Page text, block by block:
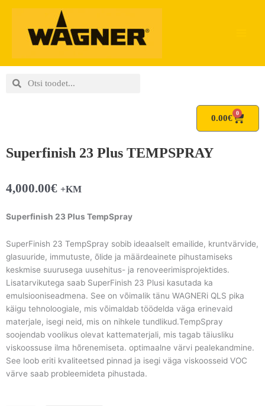
content
SearchSearch
0.00€
0
Cart
Superfinish 23 Plus TEMPSPRAY
4,000.00€ +KM
Superfinish 23 Plus TempSpray
SuperFinish 23 TempSpray sobib ideaalselt emailide, kruntvärvide,
glasuuride, immutuste, õlide ja määrdeainete pihustamiseks
keskmise suurusega uusehitus- ja renoveerimisprojektides.
Lisatarvikutega saab SuperFinish 23 Plusi kasutada ka
emulsiooniseadmena. See on võimalik tänu WAGNERi QLS pika
käigu tehnoloogiale, mis võimaldab töödelda väga erinevaid
materjale, isegi neid, mis on nihkele tundlikud.TempSpray
soojendab voolikus olevat kattematerjali, mis tagab täiusliku
viskoossuse ilma hõrenemiseta. optimaalne värvi pealekandmine.
See loob eriti kvaliteetsed pinnad ja isegi väga viskoosseid VOC
värve saab probleemideta pihustada.